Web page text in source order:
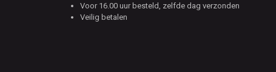
Voor 16.00 uur besteld, zelfde dag verzonden
Veilig betalen